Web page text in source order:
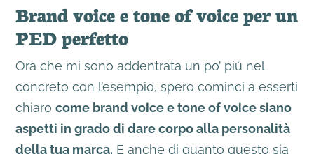
Brand voice e tone of voice per un
PED perfetto
Ora che mi sono addentrata un po’ più nel
concreto con l’esempio, spero cominci a esserti
chiarocome brand voice e tone of voice siano
aspetti in grado di dare corpo alla personalità
della tua marca. E anche di quanto questo sia